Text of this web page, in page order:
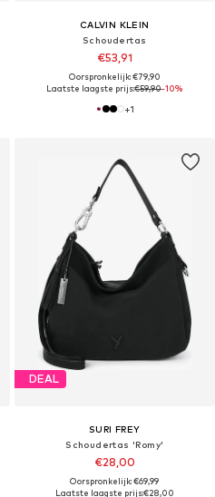
CALVIN KLEIN
Schoudertas
€53,91
Oorspronkelijk: €79,90
Laatste laagste prijs:€59,90-10%
+1
DEAL
SURI FREY
Schoudertas 'Romy'
€28,00
Oorspronkelijk: €69,99
Laatste laagste prijs:€28,00